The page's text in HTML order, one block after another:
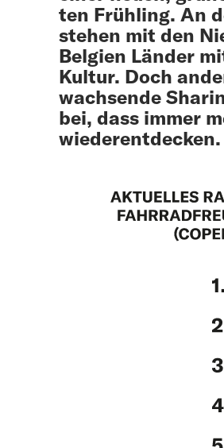
ten Frühling. An
stehen mit den
Belgien Länder
Kultur. Doch
wachsende
bei, dass immer
wiederentdecken.